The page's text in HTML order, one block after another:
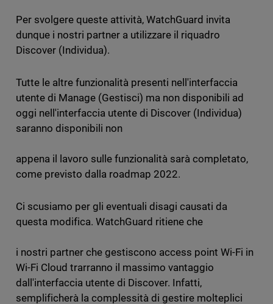
Per svolgere queste attività, WatchGuard invita
dunque i nostri partner a utilizzare il riquadro
Discover (Individua).
Tutte le altre funzionalità presenti nell'interfaccia
utente di Manage (Gestisci) ma non disponibili ad
oggi nell'interfaccia utente di Discover (Individua)
saranno disponibili non
appena il lavoro sulle funzionalità sarà completato,
come previsto dalla roadmap 2022.
Ci scusiamo per gli eventuali disagi causati da
questa modifica. WatchGuard ritiene che
i nostri partner che gestiscono access point Wi-Fi in
Wi-Fi Cloud trarranno il massimo vantaggio
dall'interfaccia utente di Discover. Infatti,
semplificherà la complessità di gestire molteplici